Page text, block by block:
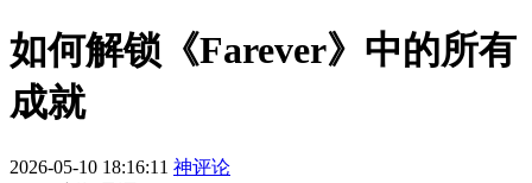
如何解锁《Farever》中的所有
成就
2026-05-10 18:16:11 神评论